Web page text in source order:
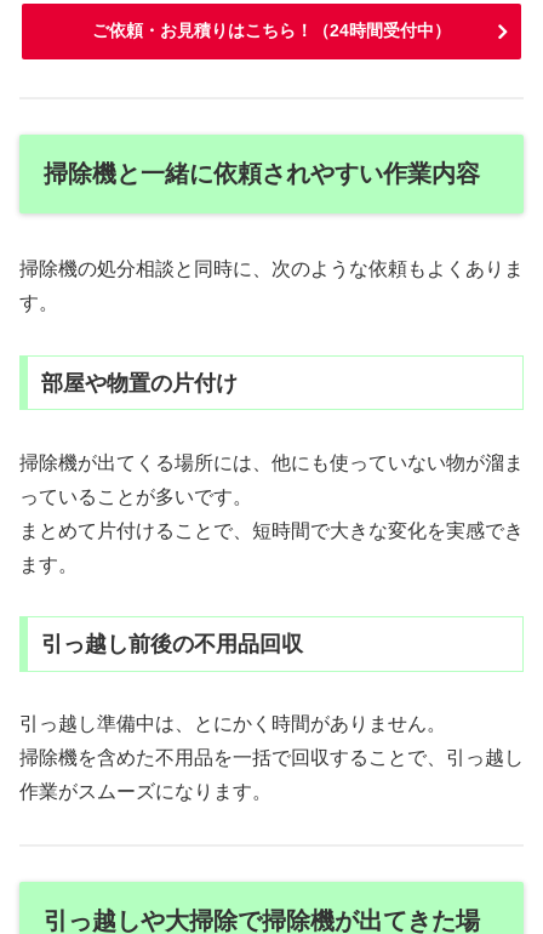
ご依頼・お見積りはこちら！（24時間受付中）
掃除機と一緒に依頼されやすい作業内容
掃除機の処分相談と同時に、次のような依頼もよくありま
す。
部屋や物置の片付け
掃除機が出てくる場所には、他にも使っていない物が溜ま
っていることが多いです。
まとめて片付けることで、短時間で大きな変化を実感でき
ます。
引っ越し前後の不用品回収
引っ越し準備中は、とにかく時間がありません。
掃除機を含めた不用品を一括で回収することで、引っ越し
作業がスムーズになります。
引っ越しや大掃除で掃除機が出てきた場